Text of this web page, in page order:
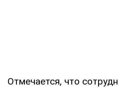
Отмечается, что